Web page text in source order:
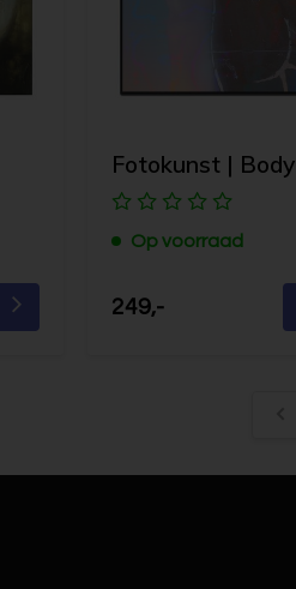
Fotokunst | Body
Op voorraad
249,-